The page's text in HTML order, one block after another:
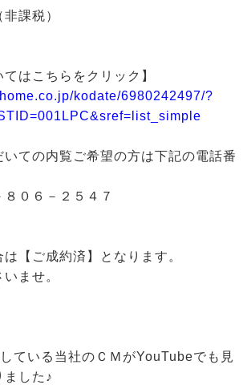
課税）
てはこちらをクリック】
kodate/6980242497/?
ての内覧ご希望の方は下記の電話番
０６－２５４７
【ご成約済】となります。
ませ。
ている当社のＣＭがYouTubeでも見
ました♪